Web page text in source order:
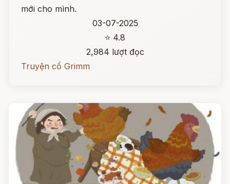
mới cho mình.
03-07-2025
⭐ 4.8
2,984 lượt đọc
Truyện cổ Grimm